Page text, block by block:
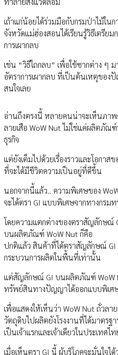
เถ้าแก่น้อยได้ร่วมมือกับกรมป่าไม้ในก
จังหวัดแม่ฮ่องสอนได้เรียนรู้วิธีเตรีย
การเผากลบ
เช่น “วิธีไถกลบ” เพื่อใช้ซากต่าง ๆ
อัตราการเผากลบ ที่เป็นต้นเหตุของ
สนใจเลย
อ่านถึงตรงนี้ หลายคนน่าจะเห็นภาพ
ลายเสือ WoW Nut ไม่ใช่แค่ผลิตภัณ
ธุรกิจ
แต่ยังเต็มไปด้วยเรื่องราวและโอกาส
ที่จะได้มีชีวิตความเป็นอยู่ที่ดีขึ้น
นอกจากนี้แล้ว.. ความพิเศษของ
จะได้ตรา GI แบบพิเศษจากทางกร
โดยความแตกต่างของตราสัญลักษณ์
บนผลิตภัณฑ์ WoW Nut ก็คือ
ปกติแล้ว สินค้าที่ได้ตราสัญลักษณ์ GI
กระบวนการผลิตในพื้นที่เท่านั้น
แต่สัญลักษณ์ GI บนผลิตภัณฑ์ WoW
ทรัพย์สินทางปัญญาได้ออกแบบพิเศ
เพื่อแสดงให้เห็นว่า WoW Nut ถั่วล
วัตถุดิบไปผลิตยังโรงงานที่ได้มาตร
เป็นเจ้าแรกและเจ้าเดียวในประเทศ
เมื่อเห็นตรา GI นี้ ผู้บริโภคจะมั่นใจไ